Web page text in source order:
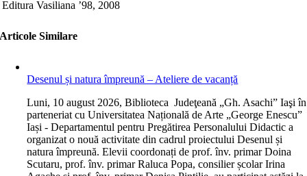
Editura Vasiliana ’98, 2008
Articole Similare
Desenul și natura împreună – Ateliere de vacanță
Luni, 10 august 2026, Biblioteca Judeţeană „Gh. Asachi” Iaşi în
parteneriat cu Universitatea Națională de Arte „George Enescu”
Iași - Departamentul pentru Pregătirea Personalului Didactic a
organizat o nouă activitate din cadrul proiectului Desenul și
natura împreună. Elevii coordonați de prof. înv. primar Doina
Scutaru, prof. înv. primar Raluca Popa, consilier școlar Irina